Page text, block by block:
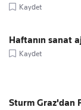
Kaydet
Haftanın sanat
Kaydet
Sturm Graz'dan